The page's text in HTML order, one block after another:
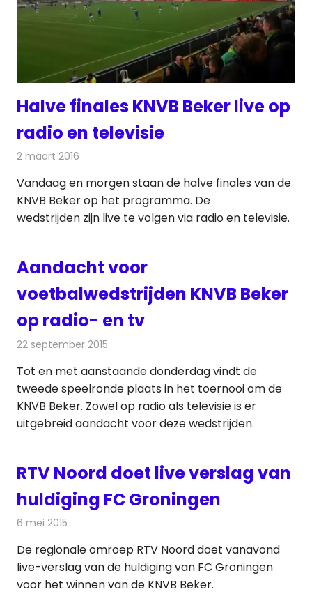
Halve finales KNVB Beker live op
radio en televisie
2 maart 2016
Vandaag en morgen staan de halve finales van de
KNVB Beker op het programma. De
wedstrijden zijn live te volgen via radio en televisie.
Aandacht voor
voetbalwedstrijden KNVB Beker
op radio- en tv
22 september 2015
Tot en met aanstaande donderdag vindt de
tweede speelronde plaats in het toernooi om de
KNVB Beker. Zowel op radio als televisie is er
uitgebreid aandacht voor deze wedstrijden.
RTV Noord doet live verslag van
huldiging FC Groningen
6 mei 2015
De regionale omroep RTV Noord doet vanavond
live-verslag van de huldiging van FC Groningen
voor het winnen van de KNVB Beker.